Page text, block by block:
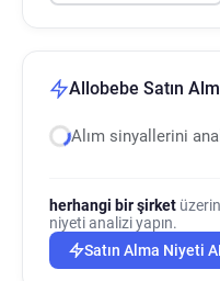
Allobebe Satın
Alım sinyallerini
herhangi bir şirket
niyeti analizi yapın.
Satın Alma Niyeti